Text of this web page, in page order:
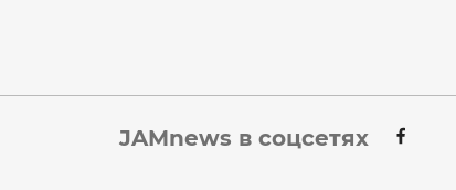
JAMnews в соцсетях